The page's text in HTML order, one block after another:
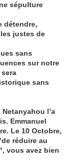
sépulture
détendre,
justes de
sans
sur notre
sans
l’a
Emmanuel
Le 10 Octobre,
réduire au
vous avez bien